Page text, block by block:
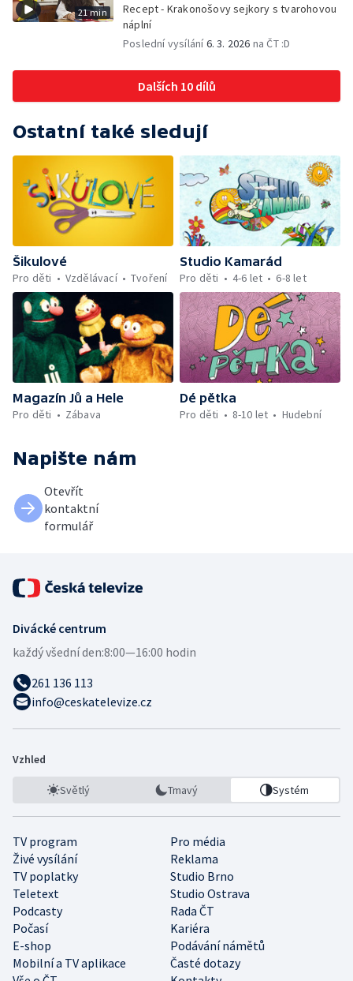
21 min
Recept - Krakonošovy sejkory s tvarohovou
náplní
Poslední vysílání6. 3. 2026 na ČT :D
Dalších 10 dílů
Ostatní také sledují
Šikulové
Pro děti
Vzdělávací Tvoření
Studio Kamarád
Pro děti
4-6 let 6-8 let
Magazín Jů a Hele
Pro děti
Zábava
Dé pětka
Pro děti
8-10 let Hudební
Napište nám
Otevřít
kontaktní
formulář
Divácké centrum
každý všední den:8:00—16:00 hodin
261 136 113
info@ceskatelevize.cz
Vzhled
Světlý Tmavý Systém
TV program
Pro média
Živé vysílání
Reklama
TV poplatky
Studio Brno
Teletext
Studio Ostrava
Podcasty
Rada ČT
Počasí
Kariéra
E-shop
Podávání námětů
Mobilní a TV aplikace
Časté dotazy